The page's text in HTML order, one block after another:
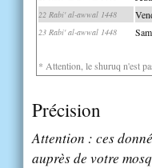
22 Rabi' al-awwal 1448
23 Rabi' al-awwal 1448
* Attention, le shuruq n'est
Précision
Attention : ces
auprès de votre